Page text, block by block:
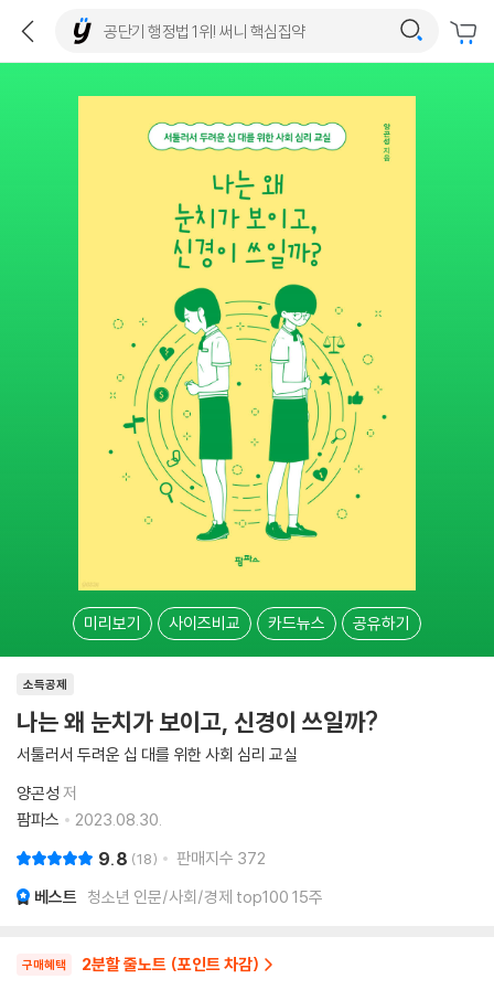
미리보기 사이즈비교 카드뉴스 공유하기
소득공제
나는 왜 눈치가 보이고, 신경이 쓰일까?
서툴러서 두려운 십 대를 위한 사회 심리 교실
양곤성 저
팜파스
2023.08.30.
9.8 18 판매지수 372
베스트 청소년 인문/사회/경제 top100 15주
구매혜택 2분할 줄노트 (포인트 차감)